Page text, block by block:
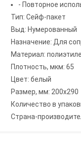
- Повторное
Тип: Сейф-пакет
Выд: Нумерованный
Назначение: Для
Материал:
Плотность, мкм: 65
Цвет: белый
Размер, мм: 200х290
Количество в
Страна-